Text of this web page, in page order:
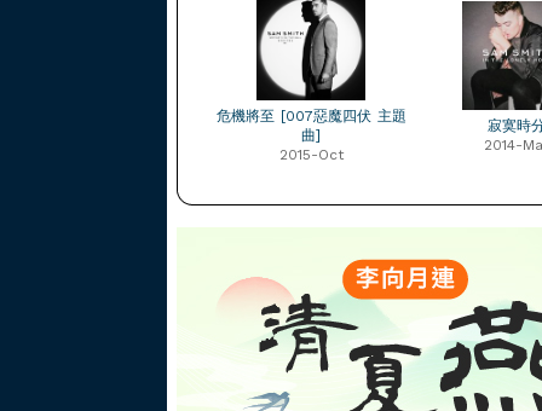
危機將至 [007惡魔四伏 主題
曲]
2015-Oct
寂寞時
2014-